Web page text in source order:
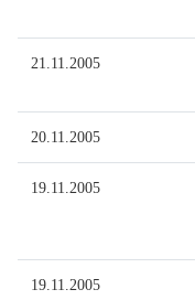
21.11.2005
20.11.2005
19.11.2005
19.11.2005